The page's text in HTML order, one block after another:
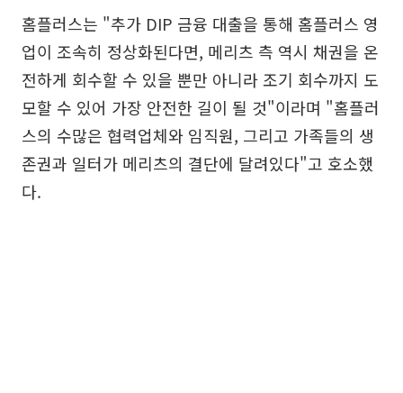
홈플러스는 "추가 DIP 금융 대출을 통해 홈플러스 영
업이 조속히 정상화된다면, 메리츠 측 역시 채권을 온
전하게 회수할 수 있을 뿐만 아니라 조기 회수까지 도
모할 수 있어 가장 안전한 길이 될 것"이라며 "홈플러
스의 수많은 협력업체와 임직원, 그리고 가족들의 생
존권과 일터가 메리츠의 결단에 달려있다"고 호소했
다.